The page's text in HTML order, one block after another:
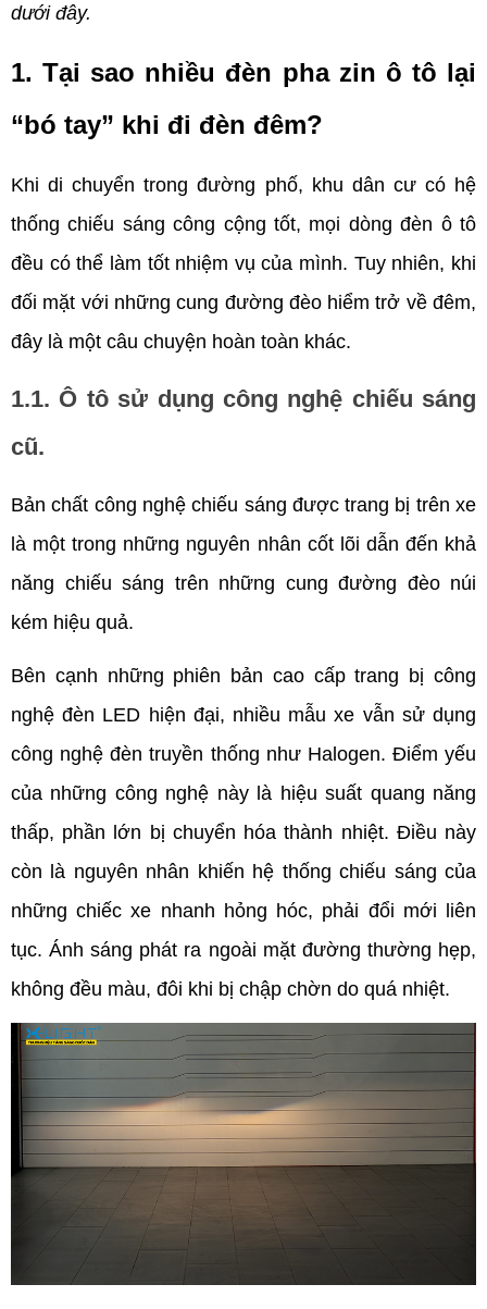
dưới đây.
1. Tại sao nhiều đèn pha zin ô tô lại
“bó tay” khi đi đèn đêm?
Khi di chuyển trong đường phố, khu dân cư có hệ
thống chiếu sáng công cộng tốt, mọi dòng đèn ô tô
đều có thể làm tốt nhiệm vụ của mình. Tuy nhiên, khi
đối mặt với những cung đường đèo hiểm trở về đêm,
đây là một câu chuyện hoàn toàn khác.
1.1. Ô tô sử dụng công nghệ chiếu sáng
cũ.
Bản chất công nghệ chiếu sáng được trang bị trên xe
là một trong những nguyên nhân cốt lõi dẫn đến khả
năng chiếu sáng trên những cung đường đèo núi
kém hiệu quả.
Bên cạnh những phiên bản cao cấp trang bị công
nghệ đèn LED hiện đại, nhiều mẫu xe vẫn sử dụng
công nghệ đèn truyền thống như Halogen. Điểm yếu
của những công nghệ này là hiệu suất quang năng
thấp, phần lớn bị chuyển hóa thành nhiệt. Điều này
còn là nguyên nhân khiến hệ thống chiếu sáng của
những chiếc xe nhanh hỏng hóc, phải đổi mới liên
tục. Ánh sáng phát ra ngoài mặt đường thường hẹp,
không đều màu, đôi khi bị chập chờn do quá nhiệt.